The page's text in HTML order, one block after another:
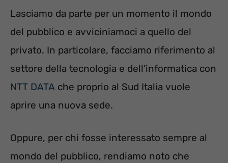
Lasciamo da parte per un momento il mondo
del pubblico e avviciniamoci a quello del
privato. In particolare, facciamo riferimento al
settore della tecnologia e dell’informatica con
NTT DATA che proprio al Sud Italia vuole
aprire una nuova sede.
Oppure, per chi fosse interessato sempre al
mondo del pubblico, rendiamo noto che